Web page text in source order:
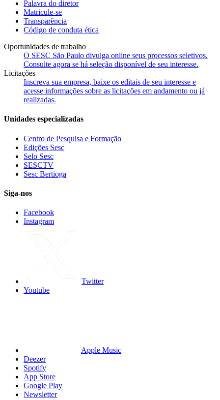
Palavra do diretor
Matricule-se
Transparência
Código de conduta ética
Oportunidades de trabalho
O SESC São Paulo divulga online seus processos seletivos.
Consulte agora se há seleção disponível de seu interesse.
Licitações
Inscreva sua empresa, baixe os editais de seu interesse e
acesse informações sobre as licitações em andamento ou já
realizadas.
Unidades especializadas
Centro de Pesquisa e Formação
Edições Sesc
Selo Sesc
SESCTV
Sesc Bertioga
Siga-nos
Facebook
Instagram
Twitter
Youtube
Apple Music
Deezer
Spotify
App Store
Google Play
Newsletter